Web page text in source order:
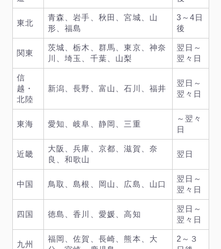
東北
青森、岩手、秋田、宮城、山
形、福島
3～4日
後
関東
茨城、栃木、群馬、東京、神奈
川、埼玉、千葉、山梨
翌日～
翌々日
信
越・
北陸
新潟、長野、富山、石川、福井
翌日～
翌々日
東海 愛知、岐阜、静岡、三重
～翌々
日
近畿
大阪、兵庫、京都、滋賀、奈
良、和歌山
翌日
中国 鳥取、島根、岡山、広島、山口
翌日～
翌々日
四国 徳島、香川、愛媛、高知
翌日～
翌々日
九州
福岡、佐賀、長崎、熊本、大
2～３